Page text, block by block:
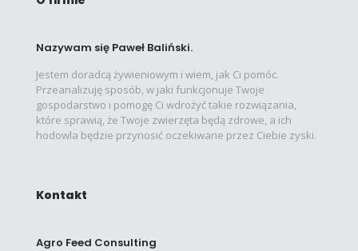
Nazywam się Paweł Baliński.
Jestem doradcą żywieniowym i wiem, jak Ci pomóc.
Przeanalizuję sposób, w jaki funkcjonuje Twoje
gospodarstwo i pomogę Ci wdrożyć takie rozwiązania,
które sprawią, że Twoje zwierzęta będą zdrowe, a ich
hodowla będzie przynosić oczekiwane przez Ciebie zyski.
Kontakt
Agro Feed Consulting